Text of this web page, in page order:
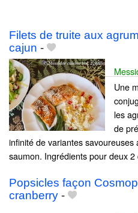
Filets de truite aux
cajun -
Une
les
de
infinité de variantes
saumon. Ingrédients pour deux
Popsicles façon
cranberry -